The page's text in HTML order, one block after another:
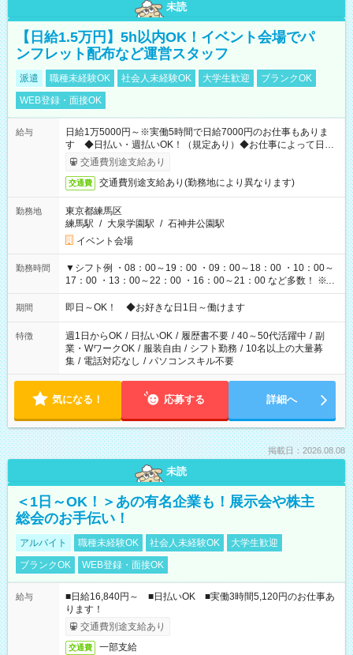
未読
【日給1.5万円】5h以内OK！イベント会場でパ
ンフレット配布など運営スタッフ
派遣 職種未経験OK 社会人未経験OK 大学生歓迎
ブランクOK
WEB登録・面接OK
給与
日給1万5000円～※実働5時間で日給7000円のお仕事もありま
す ◆日払い・週払いOK！（規定あり）◆お仕事によって日給
も異なります
交通費別途支給あり
交通費 交通費別途支給あり(勤務地により異なります)
勤務地
東京都練馬区
練馬駅 / 大泉学園駅 / 石神井公園駅
イベント会場
勤務時間
▼シフト例 ・08：00～19：00 ・09：00～18：00 ・10：00～
17：00 ・13：00～22：00 ・16：00～21：00 など多数！ ※お
仕事により勤務時間が異なります
期間 即日～OK！ ◆お好きな日1日～働けます
特徴 週1日からOK / 日払いOK / 履歴書不要 / 40～50代活躍中 / 副
業・WワークOK / 服装自由 / シフト勤務 / 10名以上の大量募
集 / 電話対応なし / パソコンスキル不要
気になる！ 応募する 詳細へ
掲載日：2026.08.08
未読
＜1日～OK！＞あの有名企業も！展示会や株主
総会のお手伝い！
アルバイト 職種未経験OK 社会人未経験OK
大学生歓迎
ブランクOK
WEB登録・面接OK
給与
■日給16,840円～ ■日払いOK ■実働3時間5,120円のお仕事あ
ります！
交通費別途支給あり
交通費 一部支給